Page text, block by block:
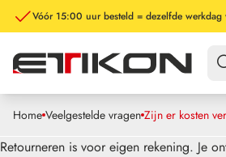
Vóór 15:00 uur besteld = dezelfde werkdag
Home Veelgestelde vragen Zijn er kosten
Retourneren is voor eigen rekening. Je